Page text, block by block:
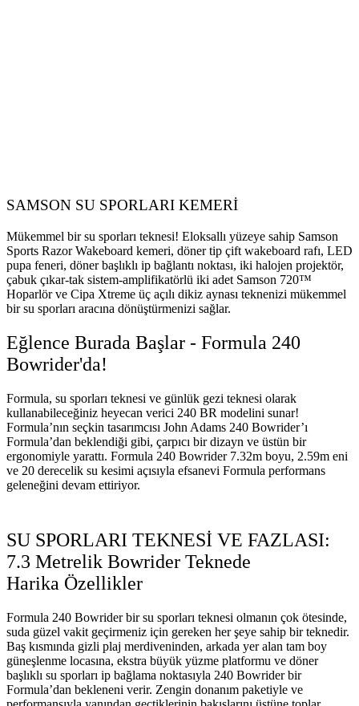
SAMSON SU SPORLARI KEMERİ
Mükemmel bir su sporları teknesi! Eloksallı yüzeye sahip Samson
Sports Razor Wakeboard kemeri, döner tip çift wakeboard rafı, LED
pupa feneri, döner başlıklı ip bağlantı noktası, iki halojen projektör,
çabuk çıkar-tak sistem-amplifikatörlü iki adet Samson 720™
Hoparlör ve Cipa Xtreme üç açılı dikiz aynası teknenizi mükemmel
bir su sporları aracına dönüştürmenizi sağlar.
Eğlence Burada Başlar - Formula 240
Bowrider'da!
Formula, su sporları teknesi ve günlük gezi teknesi olarak
kullanabileceğiniz heyecan verici 240 BR modelini sunar!
Formula’nın seçkin tasarımcısı John Adams 240 Bowrider’ı
Formula’dan beklendiği gibi, çarpıcı bir dizayn ve üstün bir
ergonomiyle yarattı. Formula 240 Bowrider 7.32m boyu, 2.59m eni
ve 20 derecelik su kesimi açısıyla efsanevi Formula performans
geleneğini devam ettiriyor.
SU SPORLARI TEKNESİ VE FAZLASI:
7.3 Metrelik Bowrider Teknede
Harika Özellikler
Formula 240 Bowrider bir su sporları teknesi olmanın çok ötesinde,
suda güzel vakit geçirmeniz için gereken her şeye sahip bir teknedir.
Baş kısmında gizli plaj merdiveninden, arkada yer alan tam boy
güneşlenme locasına, ekstra büyük yüzme platformu ve döner
başlıklı su sporları ip bağlama noktasıyla 240 Bowrider bir
Formula’dan bekleneni verir. Zengin donanım paketiyle ve